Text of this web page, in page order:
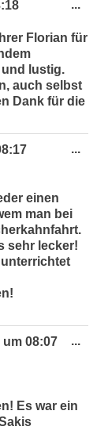
Florian für
lustig.
auch selbst
Dank für die
...
einen
man bei
sehr lecker!
...
um 08:07
Es war ein
...